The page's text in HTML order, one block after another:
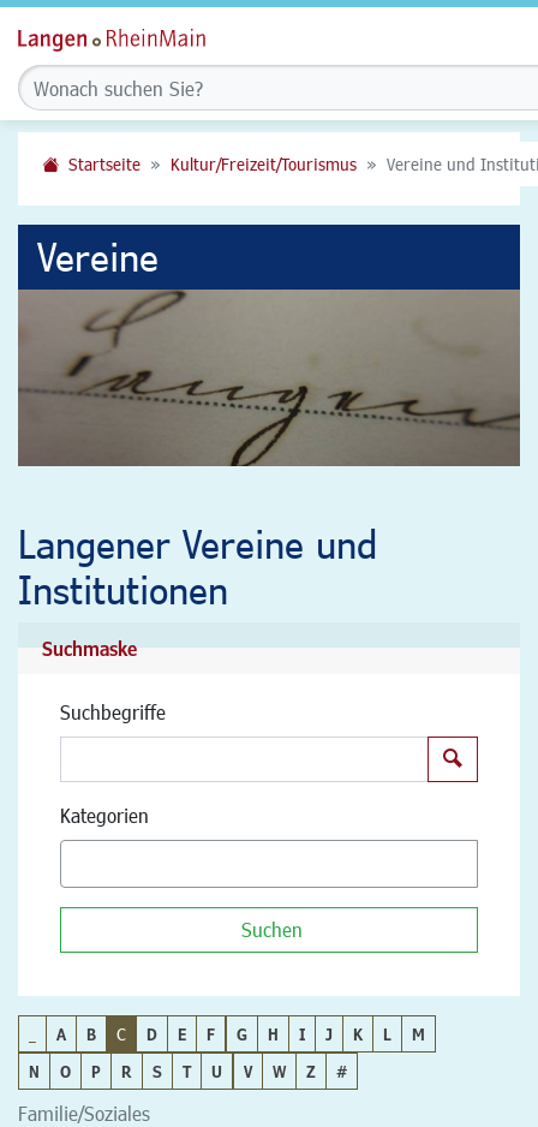
Startseite Kultur/Freizeit/Tourismus Vereine und
Vereine
Langener Vereine und
Institutionen
Suchmaske
Suchbegriffe
Kategorien
Suchen
A B C D E F G H I J K L
M
N
O P R S T U V W Z #
Familie/Soziales